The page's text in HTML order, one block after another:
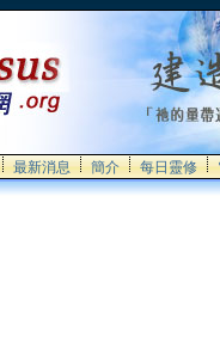
最新消息 簡介 每日靈修